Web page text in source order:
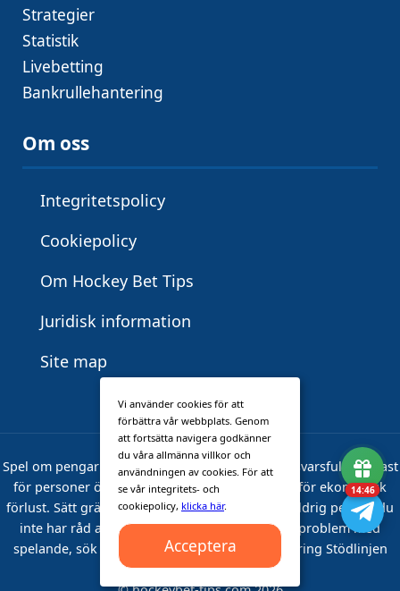
Strategier
Statistik
Livebetting
Bankrullehantering
Om oss
Integritetspolicy
Cookiepolicy
Om Hockey Bet Tips
Juridisk information
Site map
Spel om pengar kan leda till beroende. Spela ansvarsfullt. Endast
för personer över 18 år. Sportspel innebär risk för ekonomisk
förlust. Sätt gränser innan du spelar och satsa aldrig pengar du
inte har råd att förlora. Om du tror att du har problem med
spelande, sök hjälp på
www.stodlinjen.se
eller ring Stödlinjen
020‑91 91 91.
Vi använder cookies för att
förbättra vår webbplats. Genom
att fortsätta navigera godkänner
du våra allmänna villkor och
användningen av cookies. För att
se vår integritets- och
cookiepolicy, klicka här.
Acceptera
14:45